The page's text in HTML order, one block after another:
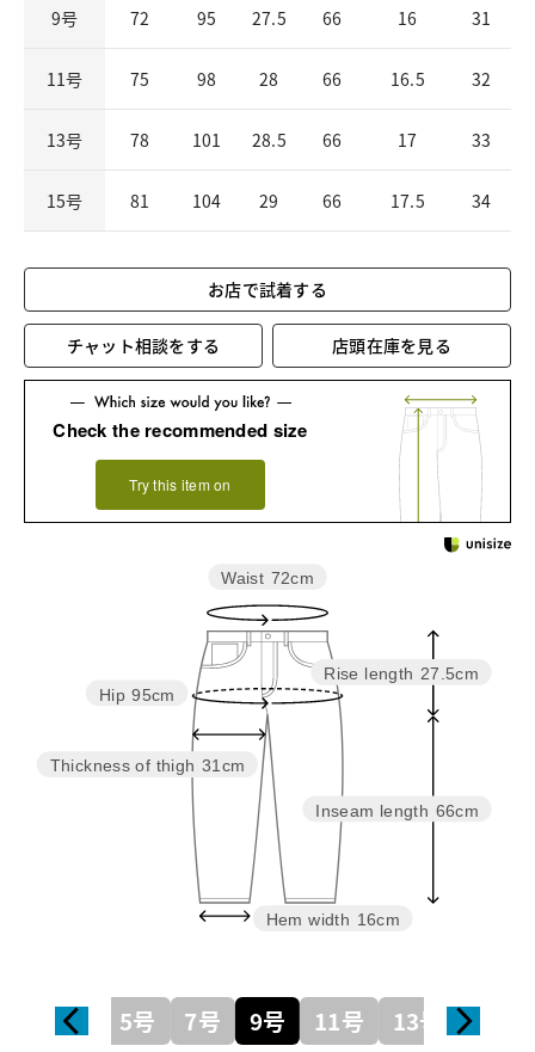
9号 72 95 27.5 66 16 31
11号 75 98 28 66 16.5 32
13号 78 101 28.5 66 17 33
15号 81 104 29 66 17.5 34
お店で試着する
チャット相談をする 店頭在庫を見る
Check the recommended size
Try this item on
Inseam length 66cm
Rise length 27.5cm
Hem width 16cm
Thickness of thigh 31cm
Hip 95cm
Waist 72cm
5号 7号 9号 11号 13号 15号